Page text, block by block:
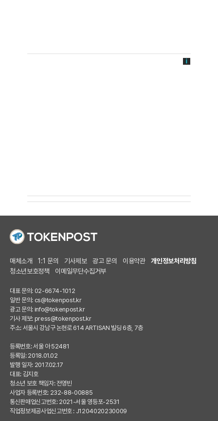
매체소개 1:1 문의 기사제보 광고 문의 이용약관
개인정보처리방침
청소년보호정책
이메일무단수집거부
대표 문의: 02-6674-1012
일반 문의: cs@tokenpost.kr
광고 문의: info@tokenpost.kr
기사 제보: press@tokenpost.kr
주소: 서울시 강남구 논현로 614 ARTISAN 빌딩 6층, 7층
등록번호: 서울 아 52481
등록일: 2018.01.02
발행 일자: 2017.02.17
대표: 김지호
청소년 보호 책임자: 전영빈
사업자 등록번호: 232-88-00885
통신판매업신고번호: 2021-서울 영등포-2531
직업정보제공사업신고번호 : J1204020230009